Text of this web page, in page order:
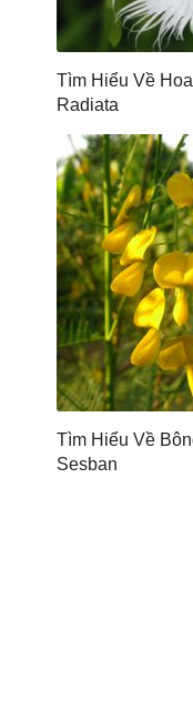
Tìm Hiểu Về
Radiata
Tìm Hiểu Về
Sesban